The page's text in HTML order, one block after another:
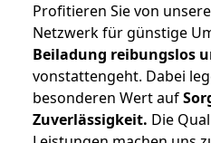
Profitieren Sie von
Netzwerk für günstige
Beiladung reibungslos
vonstattengeht. Dabei
besonderen Wert auf
Zuverlässigkeit. Die